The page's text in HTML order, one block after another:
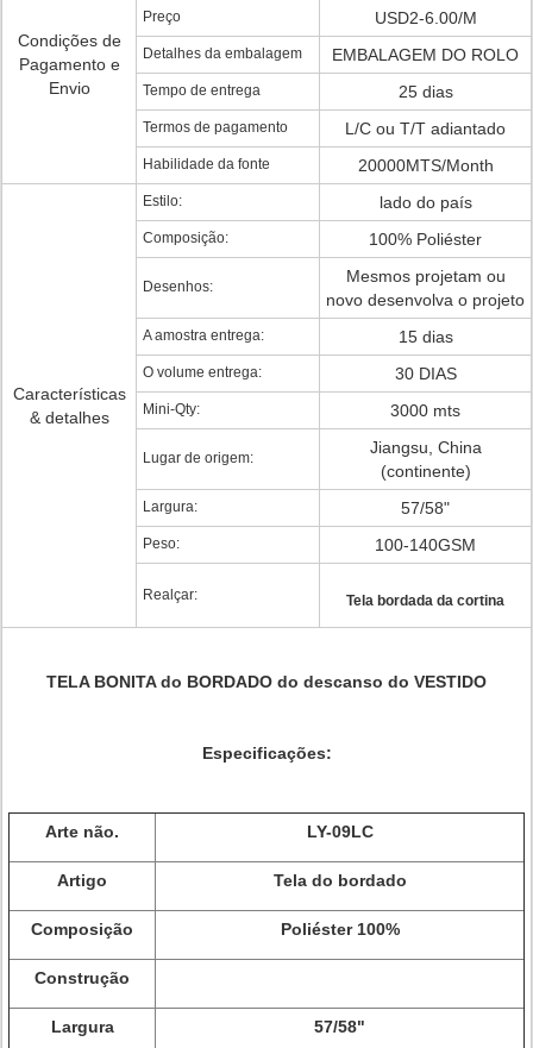
Condições de
Pagamento e
Envio
Preço USD2-6.00/M
Detalhes da embalagem EMBALAGEM DO ROLO
Tempo de entrega 25 dias
Termos de pagamento L/C ou T/T adiantado
Habilidade da fonte 20000MTS/Month
Características
& detalhes
Estilo: lado do país
Composição: 100% Poliéster
Desenhos:
Mesmos projetam ou
novo desenvolva o projeto
A amostra entrega: 15 dias
O volume entrega: 30 DIAS
Mini-Qty: 3000 mts
Lugar de origem:
Jiangsu, China
(continente)
Largura: 57/58"
Peso: 100-140GSM
Realçar: Tela bordada da cortina
TELA BONITA do BORDADO do descanso do VESTIDO
Especificações:
Arte não. LY-09LC
Artigo Tela do bordado
Composição Poliéster 100%
Construção
Largura 57/58"